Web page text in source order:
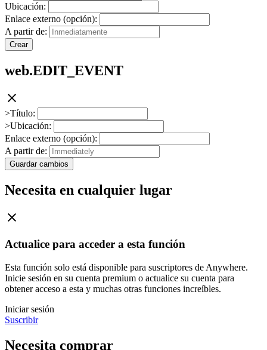
Ubicación:
Enlace externo (opción):
A partir de:
Crear
web.EDIT_EVENT
>Título:
>Ubicación:
Enlace externo (opción):
A partir de:
Guardar cambios
Necesita en cualquier lugar
Actualice para acceder a esta función
Esta función solo está disponible para suscriptores de Anywhere.
Inicie sesión en su cuenta premium o actualice su cuenta para
obtener acceso a esta y muchas otras funciones increíbles.
Iniciar sesión
Suscribir
Necesita comprar